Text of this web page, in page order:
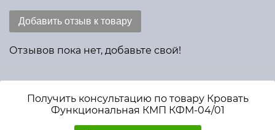
Добавить отзыв к товару
Отзывов пока нет, добавьте свой!
Получить консультацию по товару Кровать
Функциональная КМП КФМ-04/01